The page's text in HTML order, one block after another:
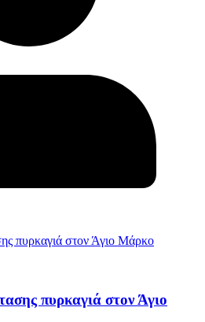
πυρκαγιά στον Άγιο